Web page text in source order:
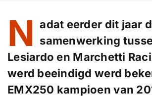
N adat eerder dit jaar
samenwerking
Lesiardo en Marchetti
werd beeindigd werd
EMX250 kampioen van